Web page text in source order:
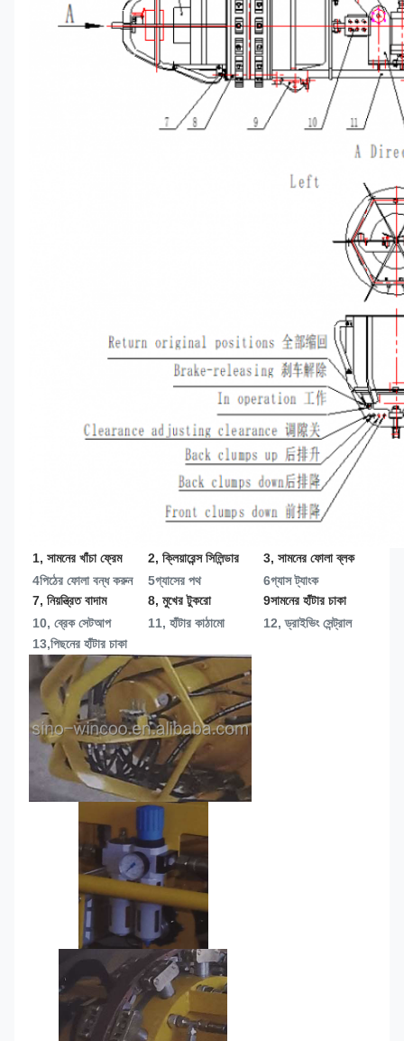
1, সামনের খাঁচা ফ্রেম
4পিঠের ফোলা বন্ধ করুন
2, ক্লিয়ারেন্স সিলিন্ডার
5গ্যাসের পথ
3, সামনের ফোলা ব্লক
6গ্যাস ট্যাংক
7, নিয়ন্ত্রিত বাদাম
10, ব্রেক সেটআপ
13,পিছনের হাঁটার চাকা
8, মুখের টুকরো
11, হাঁটার কাঠামো
9সামনের হাঁটার চাকা
12, ড্রাইভিং সেন্ট্রাল